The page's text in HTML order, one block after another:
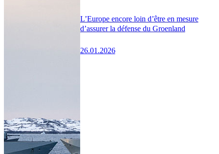
L’Europe encore loin d’être en mesure
d’assurer la défense du Groenland
26.01.2026